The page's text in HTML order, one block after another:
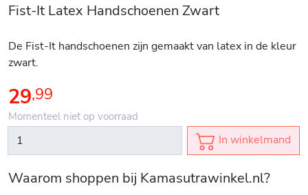
Fist-It Latex Handschoenen Zwart
De Fist-It handschoenen zijn gemaakt van latex in de kleur
zwart.
29,99
Momenteel niet op voorraad
In winkelmand
Waarom shoppen bij Kamasutrawinkel.nl?